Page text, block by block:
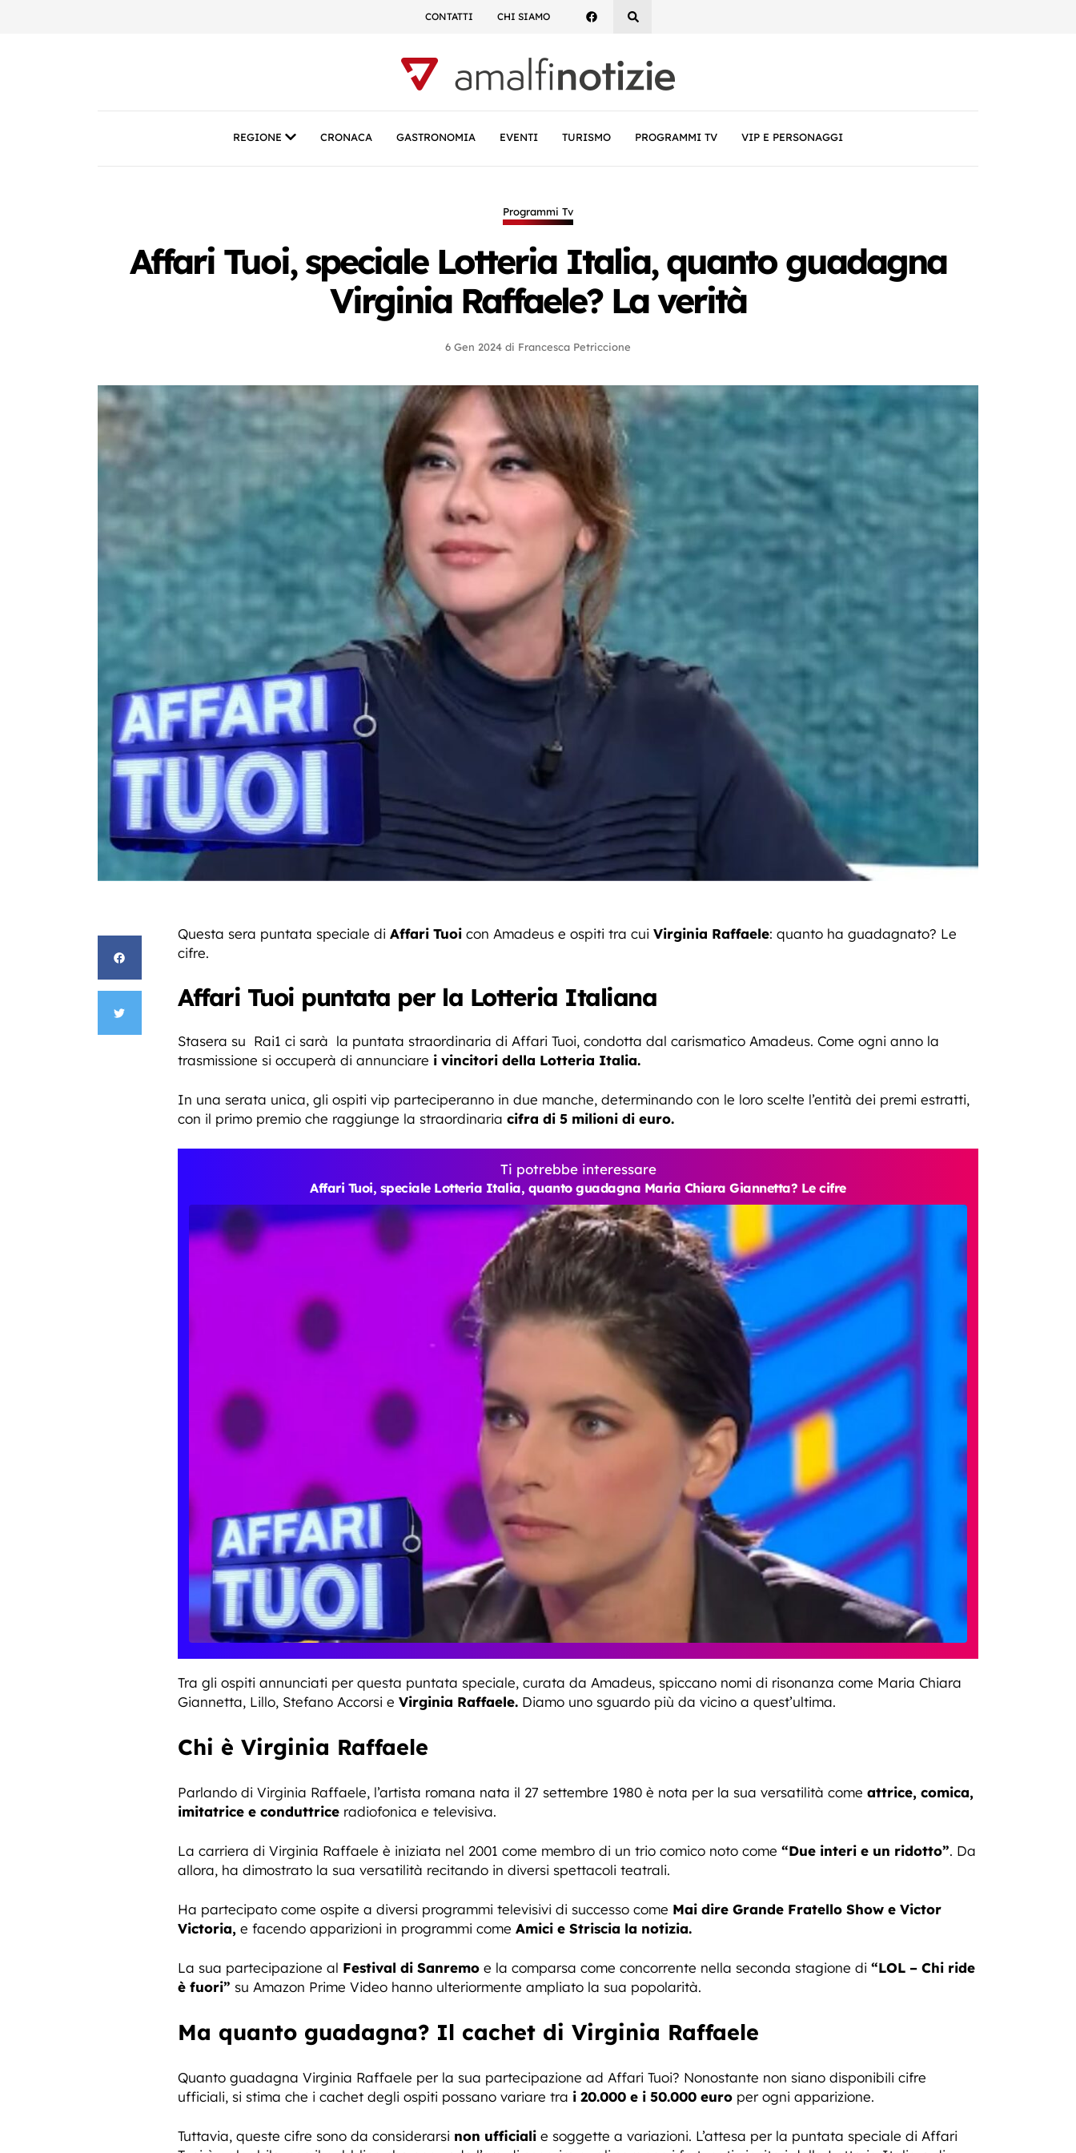
CONTATTI CHI SIAMO
REGIONE CRONACA GASTRONOMIA EVENTI TURISMO PROGRAMMI TV VIP E PERSONAGGI
Programmi Tv
Affari Tuoi, speciale Lotteria Italia, quanto guadagna
Virginia Raffaele? La verità
6 Gen 2024 di Francesca Petriccione
Questa sera puntata speciale di Affari Tuoi con Amadeus e ospiti tra cui Virginia Raffaele: quanto ha guadagnato? Le
cifre.
Affari Tuoi puntata per la Lotteria Italiana
Stasera su Rai1 ci sarà la puntata straordinaria di Affari Tuoi, condotta dal carismatico Amadeus. Come ogni anno la
trasmissione si occuperà di annunciare i vincitori della Lotteria Italia.
In una serata unica, gli ospiti vip parteciperanno in due manche, determinando con le loro scelte l’entità dei premi estratti,
con il primo premio che raggiunge la straordinaria cifra di 5 milioni di euro.
Ti potrebbe interessare
Affari Tuoi, speciale Lotteria Italia, quanto guadagna Maria Chiara Giannetta? Le cifre
Tra gli ospiti annunciati per questa puntata speciale, curata da Amadeus, spiccano nomi di risonanza come Maria Chiara
Giannetta, Lillo, Stefano Accorsi e Virginia Raffaele. Diamo uno sguardo più da vicino a quest’ultima.
Chi è Virginia Raffaele
Parlando di Virginia Raffaele, l’artista romana nata il 27 settembre 1980 è nota per la sua versatilità come attrice, comica,
imitatrice e conduttrice radiofonica e televisiva.
La carriera di Virginia Raffaele è iniziata nel 2001 come membro di un trio comico noto come “Due interi e un ridotto”. Da
allora, ha dimostrato la sua versatilità recitando in diversi spettacoli teatrali.
Ha partecipato come ospite a diversi programmi televisivi di successo come Mai dire Grande Fratello Show e Victor
Victoria, e facendo apparizioni in programmi come Amici e Striscia la notizia.
La sua partecipazione al Festival di Sanremo e la comparsa come concorrente nella seconda stagione di “LOL – Chi ride
è fuori” su Amazon Prime Video hanno ulteriormente ampliato la sua popolarità.
Ma quanto guadagna? Il cachet di Virginia Raffaele
Quanto guadagna Virginia Raffaele per la sua partecipazione ad Affari Tuoi? Nonostante non siano disponibili cifre
ufficiali, si stima che i cachet degli ospiti possano variare tra i 20.000 e i 50.000 euro per ogni apparizione.
Tuttavia, queste cifre sono da considerarsi non ufficiali e soggette a variazioni. L’attesa per la puntata speciale di Affari